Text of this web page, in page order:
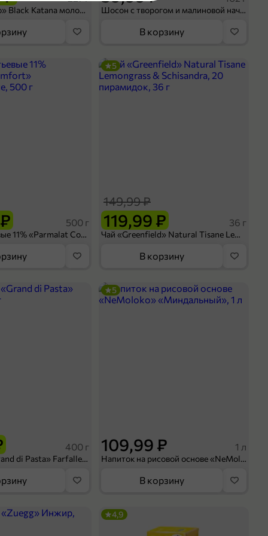
да
профитроли
Кофе «Bushido» Black Katana молотый, 227 г Шосон с творогом и малиновой начинкой, 102 г
В корзину
500 г
Сливки питьевые 11% «Parmalat Comfort» безлактозные, 500 г
119,99 ₽
149,99 ₽
36 г
Чай «Greenfield» Natural Tisane Lemongrass & Schisandra, 20 пирамидок, 36 г
5
В корзину
400 г
Макароны «Grand di Pasta» Farfalle, 400 г
109,99 ₽ 1 л
Напиток на рисовой основе «NeMoloko» «Миндальный», 1 л
5
В корзину
4,9